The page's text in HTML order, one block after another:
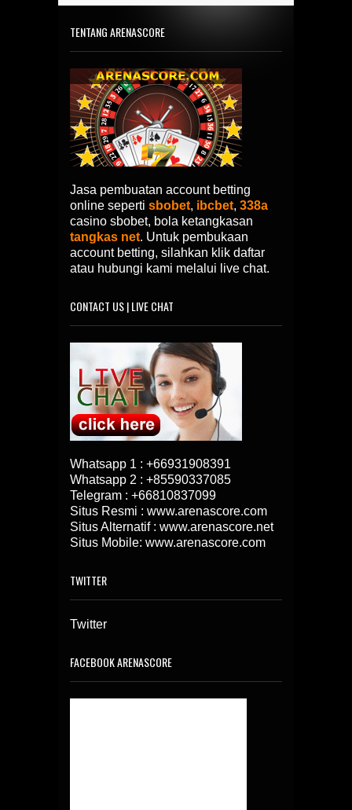
TENTANG ARENASCORE
Jasa pembuatan account betting
online seperti sbobet, ibcbet, 338a
casino sbobet, bola ketangkasan
tangkas net. Untuk pembukaan
account betting, silahkan klik daftar
atau hubungi kami melalui live chat.
CONTACT US | LIVE CHAT
Whatsapp 1 : +66931908391
Whatsapp 2 : +85590337085
Telegram : +66810837099
Situs Resmi : www.arenascore.com
Situs Alternatif : www.arenascore.net
Situs Mobile: www.arenascore.com
TWITTER
Twitter
FACEBOOK ARENASCORE